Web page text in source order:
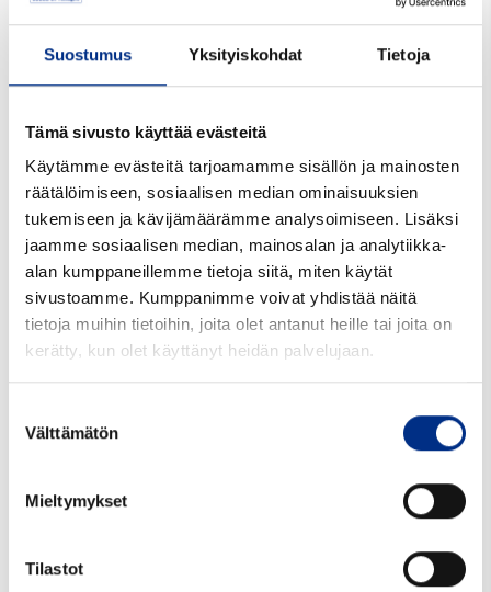
Suostumus Yksityiskohdat Tietoja
Tämä sivusto käyttää evästeitä
Käytämme evästeitä tarjoamamme sisällön ja mainosten
räätälöimiseen, sosiaalisen median ominaisuuksien
tukemiseen ja kävijämäärämme analysoimiseen. Lisäksi
jaamme sosiaalisen median, mainosalan ja analytiikka-
alan kumppaneillemme tietoja siitä, miten käytät
sivustoamme. Kumppanimme voivat yhdistää näitä
tietoja muihin tietoihin, joita olet antanut heille tai joita on
kerätty, kun olet käyttänyt heidän palvelujaan.
valinta
Välttämätön
Mieltymykset
Tilastot
200 ml Lääkepullo Sirop ruskea lasi
PP28
Suu mm: 28/20